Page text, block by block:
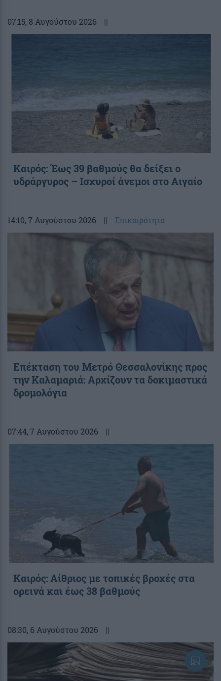
07:15, 8 Αυγούστου 2026 ||
Καιρός: Έως 39 βαθμούς θα δείξει ο
υδράργυρος – Ισχυροί άνεμοι στο Αιγαίο
14:10, 7 Αυγούστου 2026 || Επικαιρότητα
Επέκταση του Μετρό Θεσσαλονίκης προς
την Καλαμαριά: Αρχίζουν τα δοκιμαστικά
δρομολόγια
07:44, 7 Αυγούστου 2026 ||
Καιρός: Αίθριος με τοπικές βροχές στα
ορεινά και έως 38 βαθμούς
08:30, 6 Αυγούστου 2026 ||